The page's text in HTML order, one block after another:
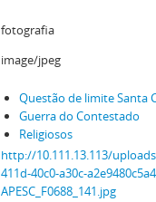
fotografia
image/jpeg
Questão de limite Santa
Guerra do Contestado
Religiosos
http://10.111.13.113/
411d-40c0-a30c-
APESC_F0688_141.jpg